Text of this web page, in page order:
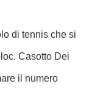
di tennis che si
Casotto Dei
il numero